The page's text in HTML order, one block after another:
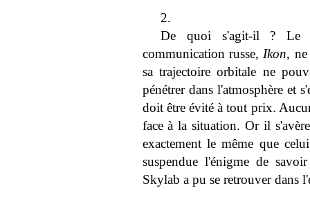
2.
De quoi s'agit-il ? Le
communication russe, Ikon, ne
sa trajectoire orbitale ne
pénétrer dans l'atmosphère et
doit être évité à tout prix.
face à la situation. Or il
exactement le même que
suspendue l'énigme de
Skylab a pu se retrouver dans